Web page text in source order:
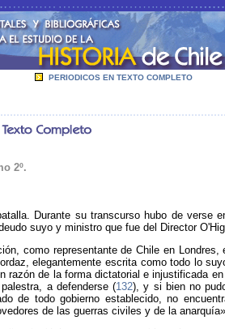
PERIODICOS EN TEXTO COMPLETO
2º.
Durante su transcurso hubo de verse
suyo y ministro que fue del Director
como representante de Chile en
elegantemente escrita como todo lo
razón de la forma dictatorial e injustificada
a defenderse (132), y si bien no
de todo gobierno establecido, no
de las guerras civiles y de la